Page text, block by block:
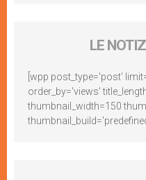
LE
[wpp post_type='post'
order_by='views'
thumbnail_width=150